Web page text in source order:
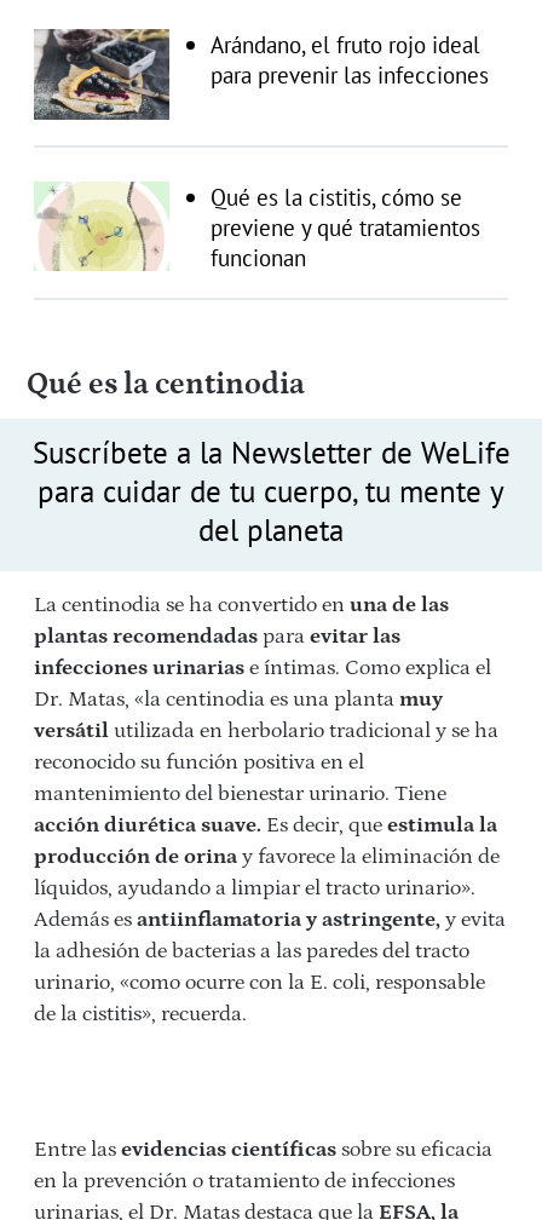
Arándano, el fruto rojo ideal
para prevenir las infecciones
Qué es la cistitis, cómo se
previene y qué tratamientos
funcionan
Qué es la centinodia
Suscríbete a la Newsletter de WeLife
para cuidar de tu cuerpo, tu mente y
del planeta
La centinodia se ha convertido en una de las
plantas recomendadas para evitar las
infecciones urinarias e íntimas. Como explica el
Dr. Matas, «la centinodia es una planta muy
versátil utilizada en herbolario tradicional y se ha
reconocido su función positiva en el
mantenimiento del bienestar urinario. Tiene
acción diurética suave. Es decir, que estimula la
producción de orina y favorece la eliminación de
líquidos, ayudando a limpiar el tracto urinario».
Además es antiinflamatoria y astringente, y evita
la adhesión de bacterias a las paredes del tracto
urinario, «como ocurre con la E. coli, responsable
de la cistitis», recuerda.
Entre las evidencias científicas sobre su eficacia
en la prevención o tratamiento de infecciones
urinarias, el Dr. Matas destaca que la EFSA, la